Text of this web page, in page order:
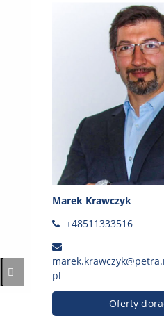
Marek Krawczyk
+48511333516
pl
Oferty